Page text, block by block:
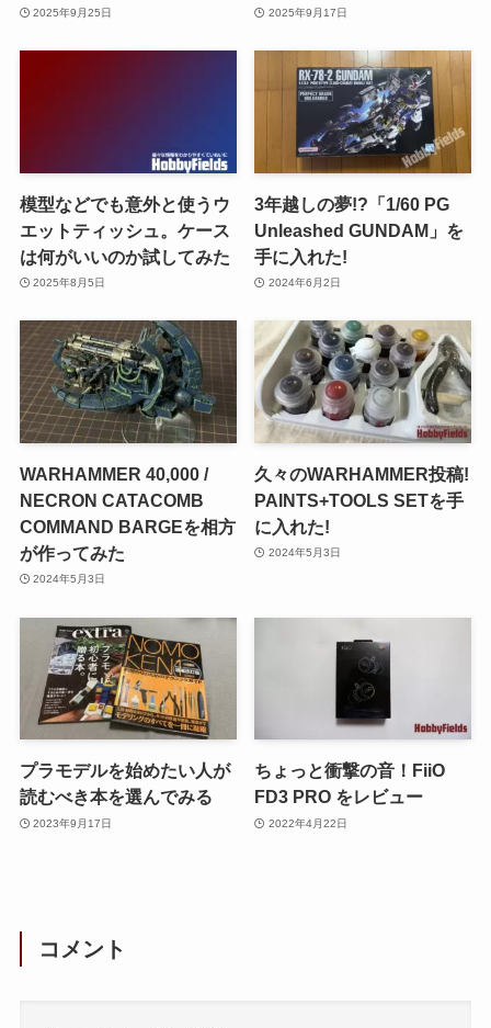
2025年9月25日 2025年9月17日
模型などでも意外と使うウ
エットティッシュ。ケース
は何がいいのか試してみた
2025年8月5日
3年越しの夢!?「1/60 PG
Unleashed GUNDAM」を
手に入れた!
2024年6月2日
WARHAMMER 40,000 /
NECRON CATACOMB
COMMAND BARGEを相方
が作ってみた
2024年5月3日
久々のWARHAMMER投稿!
PAINTS+TOOLS SETを手
に入れた!
2024年5月3日
プラモデルを始めたい人が
読むべき本を選んでみる
2023年9月17日
ちょっと衝撃の音！FiiO
FD3 PRO をレビュー
2022年4月22日
コメント